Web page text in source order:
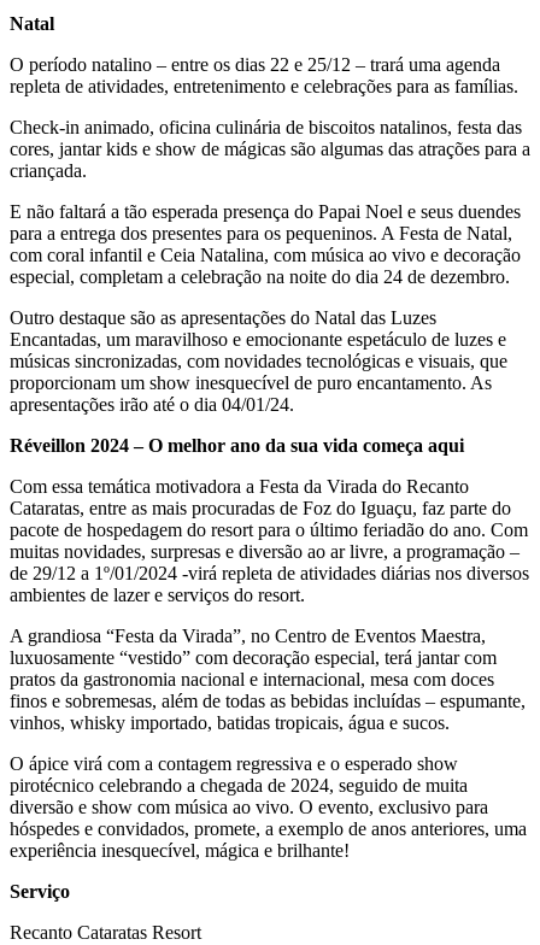
Natal
O período natalino – entre os dias 22 e 25/12 – trará uma agenda
repleta de atividades, entretenimento e celebrações para as famílias.
Check-in animado, oficina culinária de biscoitos natalinos, festa das
cores, jantar kids e show de mágicas são algumas das atrações para a
criançada.
E não faltará a tão esperada presença do Papai Noel e seus duendes
para a entrega dos presentes para os pequeninos. A Festa de Natal,
com coral infantil e Ceia Natalina, com música ao vivo e decoração
especial, completam a celebração na noite do dia 24 de dezembro.
Outro destaque são as apresentações do Natal das Luzes
Encantadas, um maravilhoso e emocionante espetáculo de luzes e
músicas sincronizadas, com novidades tecnológicas e visuais, que
proporcionam um show inesquecível de puro encantamento. As
apresentações irão até o dia 04/01/24.
Réveillon 2024 – O melhor ano da sua vida começa aqui
Com essa temática motivadora a Festa da Virada do Recanto
Cataratas, entre as mais procuradas de Foz do Iguaçu, faz parte do
pacote de hospedagem do resort para o último feriadão do ano. Com
muitas novidades, surpresas e diversão ao ar livre, a programação –
de 29/12 a 1º/01/2024 -virá repleta de atividades diárias nos diversos
ambientes de lazer e serviços do resort.
A grandiosa “Festa da Virada”, no Centro de Eventos Maestra,
luxuosamente “vestido” com decoração especial, terá jantar com
pratos da gastronomia nacional e internacional, mesa com doces
finos e sobremesas, além de todas as bebidas incluídas – espumante,
vinhos, whisky importado, batidas tropicais, água e sucos.
O ápice virá com a contagem regressiva e o esperado show
pirotécnico celebrando a chegada de 2024, seguido de muita
diversão e show com música ao vivo. O evento, exclusivo para
hóspedes e convidados, promete, a exemplo de anos anteriores, uma
experiência inesquecível, mágica e brilhante!
Serviço
Recanto Cataratas Resort